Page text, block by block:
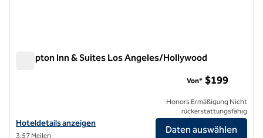
Hampton Inn & Suites Los Angeles/Hollywood
Hoteldetails für Hampton Inn & Suites Los Angeles/Hollywood
Hoteldetails anzeigen
3,57 Meilen
Von* $199
Honors Ermäßigung Nicht
rückerstattungsfähig
Daten auswählen